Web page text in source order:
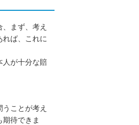
まず、考え
ば、これに
人が十分な賠
ことが考え
待できま